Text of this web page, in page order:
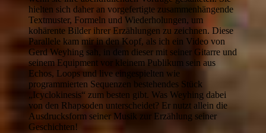
hielten sich daher an vorgefertigte zusammenhängende
Textmuster, Formeln und Wiederholungen, um
kohärente Bilder ihrer Erzählungen zu zeichnen. Diese
Parallele kam mir in den Kopf, als ich ein Video von
Gerd Weyhing sah, in dem dieser mit seiner Gitarre und
seinem Equipment vor kleinem Publikum sein aus
Echos, Loops und live eingespielten wie
programmierten Sequenzen bestehendes Stück
„Icyclokinesis“ zum besten gibt. Was Weyhing dabei
von den Rhapsoden unterscheidet? Er nutzt allein die
Ausdrucksform seiner Musik zur Erzählung seiner
Geschichten!